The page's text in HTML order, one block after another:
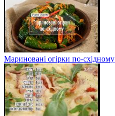
Мариновані огірки по-східному